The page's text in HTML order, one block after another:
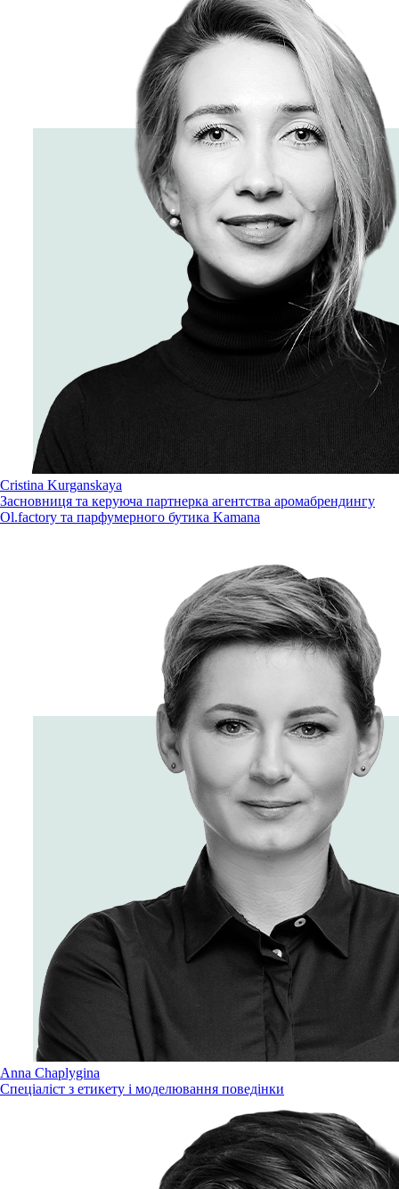
Cristina Kurganskaya
Засновниця та керуюча партнерка агентства аромабрендингу
Ol.factory та парфумерного бутика Kamana
Anna Chaplygina
Спеціаліст з етикету і моделювання поведінки